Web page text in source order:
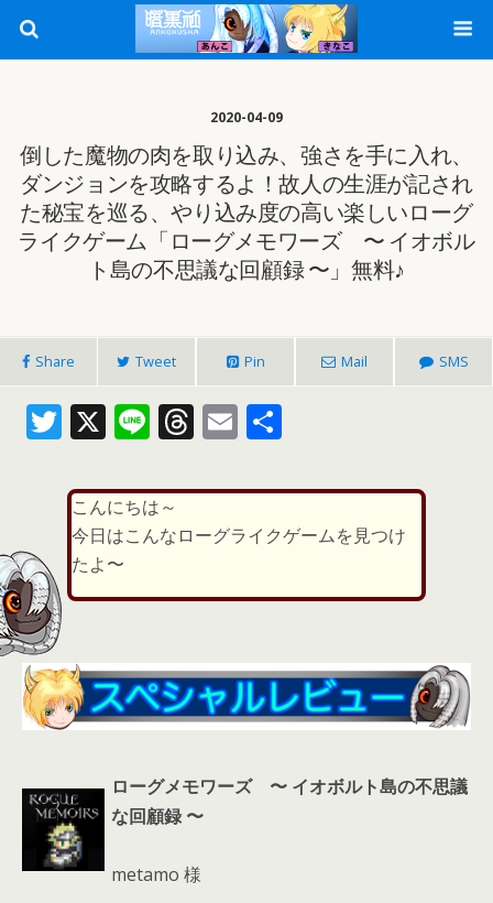
2020-04-09
倒した魔物の肉を取り込み、強さを手に入れ、
ダンジョンを攻略するよ！故人の生涯が記され
た秘宝を巡る、やり込み度の高い楽しいローグ
ライクゲーム「ローグメモワーズ 〜 イオボル
ト島の不思議な回顧録 〜」無料♪
Share Tweet Pin Mail SMS
T
itt
er
X Li
e
T
re
a
s
E
ai
l
こんにちは～
今日はこんなローグライクゲームを見つけ
たよ〜
ローグメモワーズ 〜 イオボルト島の不思議
な回顧録 〜
metamo 様